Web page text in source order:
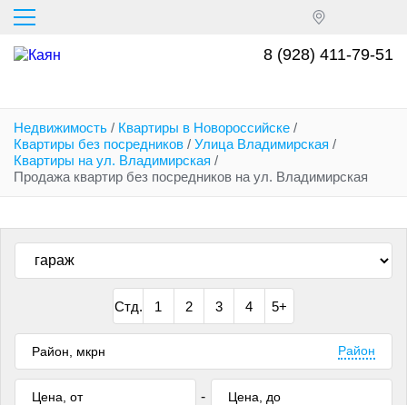
Перейти
основному
содержанию
8 (928) 411-79-51
Недвижимость / Квартиры в Новороссийске /
Квартиры без посредников / Улица Владимирская /
Квартиры на ул. Владимирская /
Продажа квартир без посредников на ул. Владимирская
Стд. 1 2 3 4 5+
Район
-